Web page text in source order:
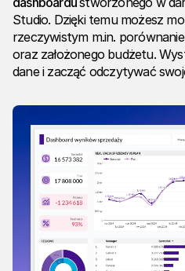
Studio. Dzięki temu możesz
rzeczywistym m.in.
oraz założonego budżetu.
dane i zacząć odczytywać